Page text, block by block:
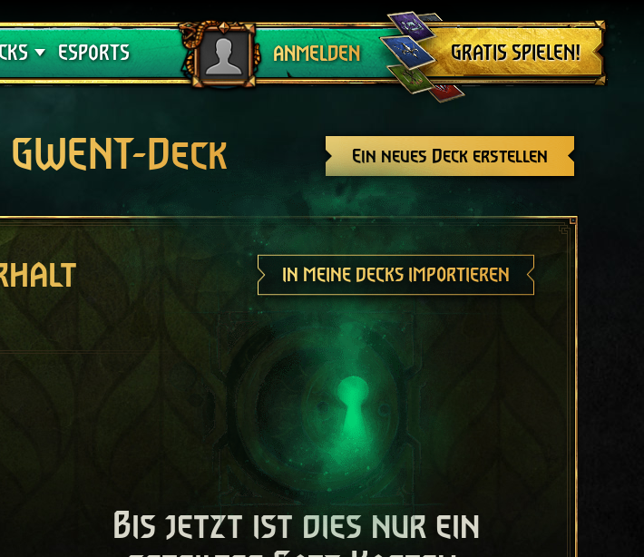
Leitfäden
ESPORTS ANMELDEN
Abmelden
GRATIS SPIELEN!
Ein neues Deck erstellen
Deck
IN MEINE DECKS IMPORTIEREN
Bis jetzt ist dies nur ein